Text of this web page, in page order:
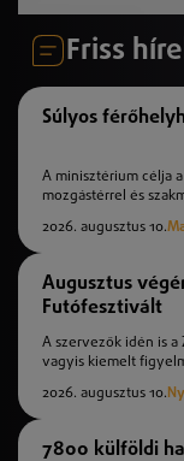
Friss
Súlyos
A minisztérium célja
mozgástérrel és
2026. augusztus 10.
Augusztus
Futófesztivált
A szervezők idén is
vagyis kiemelt
2026. augusztus 10.
7800 külföldi